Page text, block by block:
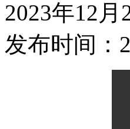
2023年12
发布时间：